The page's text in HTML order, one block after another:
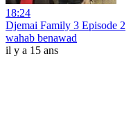
18:24
Djemai Family 3 Episode 2
wahab benawad
il y a 15 ans